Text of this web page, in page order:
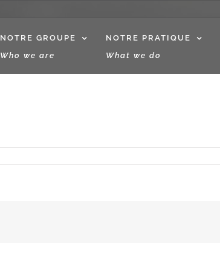
NOTRE GROUPE
Who we are
NOTRE PRATIQUE
What we do